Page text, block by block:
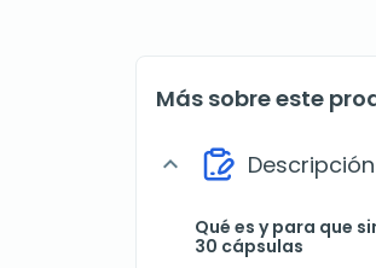
Más sobre este
expand_more Descripción
Qué es y para que
30 cápsulas